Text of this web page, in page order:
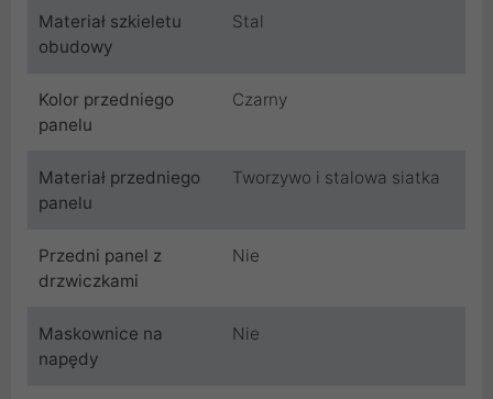
Materiał szkieletu
obudowy
Stal
Kolor przedniego
panelu
Czarny
Materiał przedniego
panelu
Tworzywo i stalowa siatka
Przedni panel z
drzwiczkami
Nie
Maskownice na
napędy
Nie